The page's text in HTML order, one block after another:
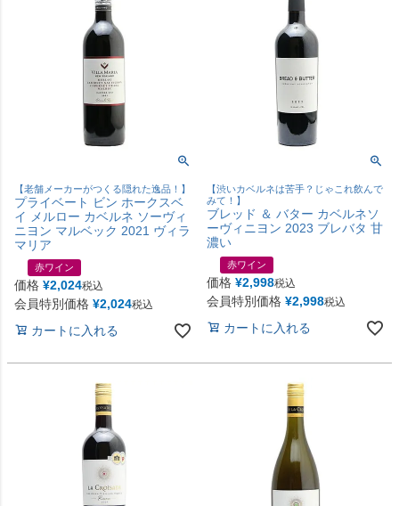
【老舗メーカーがつくる隠れた逸品！】
プライベート ビン ホークスベ
イ メルロー カベルネ ソーヴィ
ニヨン マルベック 2021 ヴィラ
マリア
赤ワイン
価格 ¥2,024税込
会員特別価格 ¥2,024税込
カートに入れる
【渋いカベルネは苦手？じゃこれ飲んで
みて！】
ブレッド ＆ バター カベルネソ
ーヴィニヨン 2023 ブレバタ 甘
濃い
赤ワイン
価格 ¥2,998税込
会員特別価格 ¥2,998税込
カートに入れる